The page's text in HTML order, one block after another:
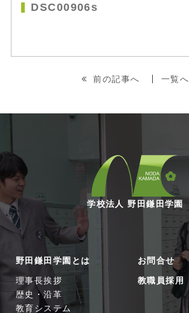
DSC00906s
前の記事へ 一覧へ
学校法人 野田鎌田学園
野田鎌田学園とは
理事長挨拶
歴史・沿革
教育システム
お問合せ
教職員採用